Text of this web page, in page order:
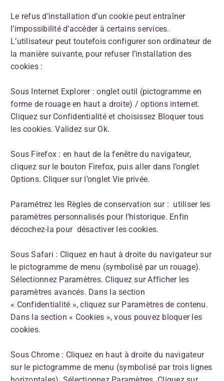
Le refus d’installation d’un cookie peut entraîner
l’impossibilité d’accéder à certains services.
L’utilisateur peut toutefois configurer son ordinateur de
la manière suivante, pour refuser l’installation des
cookies :
Sous Internet Explorer : onglet outil (pictogramme en
forme de rouage en haut a droite) / options internet.
Cliquez sur Confidentialité et choisissez Bloquer tous
les cookies. Validez sur Ok.
Sous Firefox : en haut de la fenêtre du navigateur,
cliquez sur le bouton Firefox, puis aller dans l’onglet
Options. Cliquer sur l’onglet Vie privée.
Paramétrez les Règles de conservation sur : utiliser les
paramètres personnalisés pour l’historique. Enfin
décochez-la pour désactiver les cookies.
Sous Safari : Cliquez en haut à droite du navigateur sur
le pictogramme de menu (symbolisé par un rouage).
Sélectionnez Paramètres. Cliquez sur Afficher les
paramètres avancés. Dans la section
« Confidentialité », cliquez sur Paramètres de contenu.
Dans la section « Cookies », vous pouvez bloquer les
cookies.
Sous Chrome : Cliquez en haut à droite du navigateur
sur le pictogramme de menu (symbolisé par trois lignes